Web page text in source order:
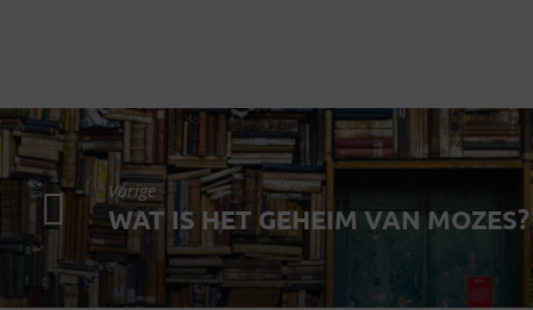
Vorige
WAT IS HET GEHEIM VAN MOZES?